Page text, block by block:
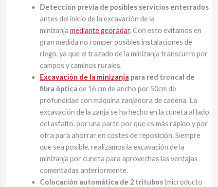
Detección previa de posibles servicios enterrados
antes del inicio de la excavación de la
minizanja mediante georádar. Con esto evitamos en
gran medida no romper posibles instalaciones de
riego, ya que el trazado de la minizanja transcurre por
campos y caminos rurales.
Excavación de la minizanja para red troncal de
fibra óptica de 16 cm de ancho por 50cm de
profundidad con máquina zanjadora de cadena. La
excavación de la zanja se ha hecho en la cuneta al lado
del asfalto, por una parte por que es más rápido y por
otra para ahorrar en costes de reposición. Siempre
que sea posible, realizamos la excavación de la
minizanja por cuneta para aprovechas las ventajas
comentadas anteriormente.
Colocación automática de 2 tritubos(microducto